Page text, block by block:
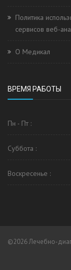
Политика
сервисов веб-
О Медикал
ВРЕМЯ РАБОТЫ
Пн - Пт :
Суббота :
Воскресенье :
©2026 Лечебно-